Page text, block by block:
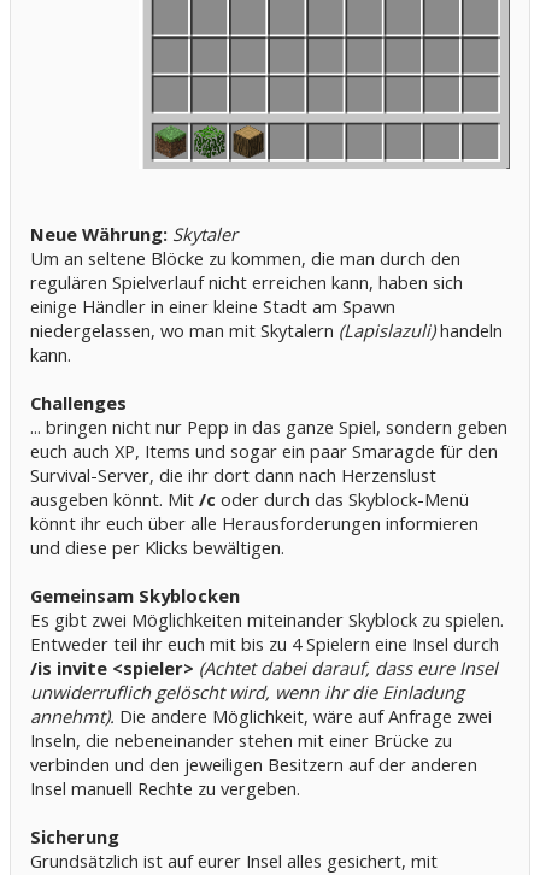
Neue Währung: Skytaler
Um an seltene Blöcke zu kommen, die man durch den
regulären Spielverlauf nicht erreichen kann, haben sich
einige Händler in einer kleine Stadt am Spawn
niedergelassen, wo man mit Skytalern (Lapislazuli)handeln
kann.
Challenges
... bringen nicht nur Pepp in das ganze Spiel, sondern geben
euch auch XP, Items und sogar ein paar Smaragde für den
Survival-Server, die ihr dort dann nach Herzenslust
ausgeben könnt. Mit /c oder durch das Skyblock-Menü
könnt ihr euch über alle Herausforderungen informieren
und diese per Klicks bewältigen.
Gemeinsam Skyblocken
Es gibt zwei Möglichkeiten miteinander Skyblock zu spielen.
Entweder teil ihr euch mit bis zu 4 Spielern eine Insel durch
/is invite <spieler> (Achtet dabei darauf, dass eure Insel
unwiderruflich gelöscht wird, wenn ihr die Einladung
annehmt). Die andere Möglichkeit, wäre auf Anfrage zwei
Inseln, die nebeneinander stehen mit einer Brücke zu
verbinden und den jeweiligen Besitzern auf der anderen
Insel manuell Rechte zu vergeben.
Sicherung
Grundsätzlich ist auf eurer Insel alles gesichert, mit